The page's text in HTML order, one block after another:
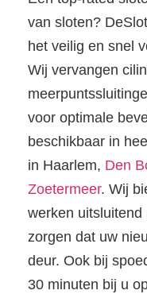
van sloten?
het veilig en snel
Wij vervangen
voor optimale
beschikbaar in
in Haarlem, Den
Zoetermeer. Wij
werken
zorgen dat uw
deur. Ook bij
30 minuten bij u